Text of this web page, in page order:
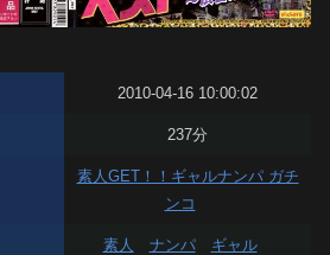
2010-04-16 10:00:02
237分
素人GET！！ギャルナンパ ガチ
ンコ
素人 ナンパ ギャル